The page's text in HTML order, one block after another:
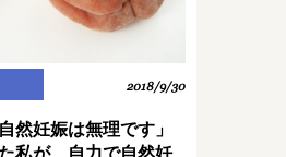
2018/9/30
然妊娠は無理です」
私が、自力で自然妊